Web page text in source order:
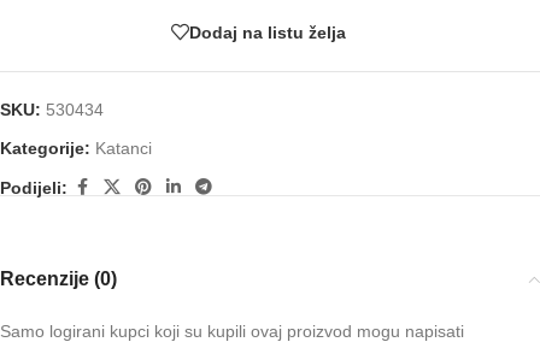
Dodaj na listu želja
SKU: 530434
Kategorije: Katanci
Podijeli:
Recenzije (0)
Samo logirani kupci koji su kupili ovaj proizvod mogu napisati